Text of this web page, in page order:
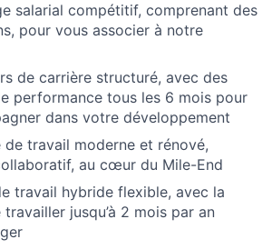
salarial compétitif, comprenant des
pour vous associer à notre
de carrière structuré, avec des
performance tous les 6 mois pour
dans votre développement
de travail moderne et rénové,
au cœur du Mile-End
travail hybride flexible, avec la
jusqu’à 2 mois par an